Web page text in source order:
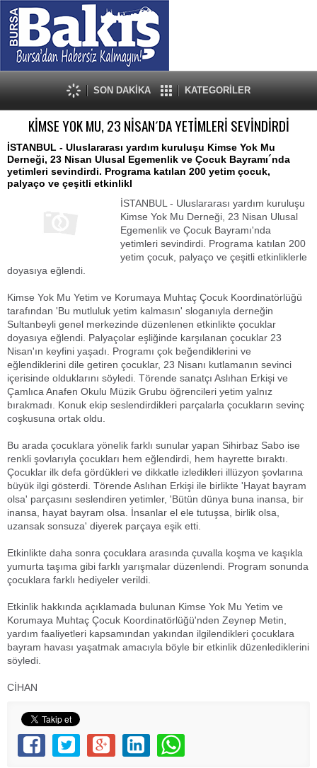
SON DAKİKA KATEGORİLER
KİMSE YOK MU, 23 NİSAN´DA YETİMLERİ SEVİNDİRDİ
İSTANBUL - Uluslararası yardım kuruluşu Kimse Yok Mu
Derneği, 23 Nisan Ulusal Egemenlik ve Çocuk Bayramı´nda
yetimleri sevindirdi. Programa katılan 200 yetim çocuk,
palyaço ve çeşitli etkinlikl
İSTANBUL - Uluslararası yardım kuruluşu
Kimse Yok Mu Derneği, 23 Nisan Ulusal
Egemenlik ve Çocuk Bayramı'nda
yetimleri sevindirdi. Programa katılan 200
yetim çocuk, palyaço ve çeşitli etkinliklerle
doyasıya eğlendi.
Kimse Yok Mu Yetim ve Korumaya Muhtaç Çocuk Koordinatörlüğü
tarafından 'Bu mutluluk yetim kalmasın' sloganıyla derneğin
Sultanbeyli genel merkezinde düzenlenen etkinlikte çocuklar
doyasıya eğlendi. Palyaçolar eşliğinde karşılanan çocuklar 23
Nisan'ın keyfini yaşadı. Programı çok beğendiklerini ve
eğlendiklerini dile getiren çocuklar, 23 Nisanı kutlamanın sevinci
içerisinde olduklarını söyledi. Törende sanatçı Aslıhan Erkişi ve
Çamlıca Anafen Okulu Müzik Grubu öğrencileri yetim yalnız
bırakmadı. Konuk ekip seslendirdikleri parçalarla çocukların sevinç
coşkusuna ortak oldu.
Bu arada çocuklara yönelik farklı sunular yapan Sihirbaz Sabo ise
renkli şovlarıyla çocukları hem eğlendirdi, hem hayrette bıraktı.
Çocuklar ilk defa gördükleri ve dikkatle izledikleri illüzyon şovlarına
büyük ilgi gösterdi. Törende Aslıhan Erkişi ile birlikte 'Hayat bayram
olsa' parçasını seslendiren yetimler, 'Bütün dünya buna inansa, bir
inansa, hayat bayram olsa. İnsanlar el ele tutuşsa, birlik olsa,
uzansak sonsuza' diyerek parçaya eşik etti.
Etkinlikte daha sonra çocuklara arasında çuvalla koşma ve kaşıkla
yumurta taşıma gibi farklı yarışmalar düzenlendi. Program sonunda
çocuklara farklı hediyeler verildi.
Etkinlik hakkında açıklamada bulunan Kimse Yok Mu Yetim ve
Korumaya Muhtaç Çocuk Koordinatörlüğü'nden Zeynep Metin,
yardım faaliyetleri kapsamından yakından ilgilendikleri çocuklara
bayram havası yaşatmak amacıyla böyle bir etkinlik düzenlediklerini
söyledi.
CİHAN